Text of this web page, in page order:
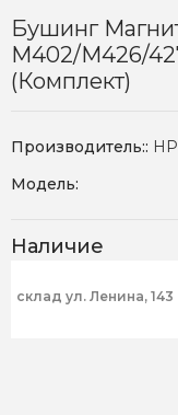
Бушинг
M402/M426/
(комплект)
Производитель:: HP
Модель:
Наличие
склад ул. Ленина, 143